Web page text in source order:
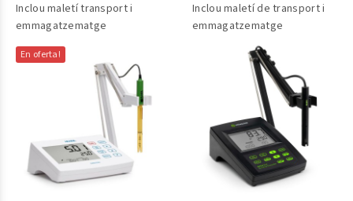
Inclou maletí transport i
emmagatzematge
Inclou maletí de transport i
emmagatzematge
En oferta!